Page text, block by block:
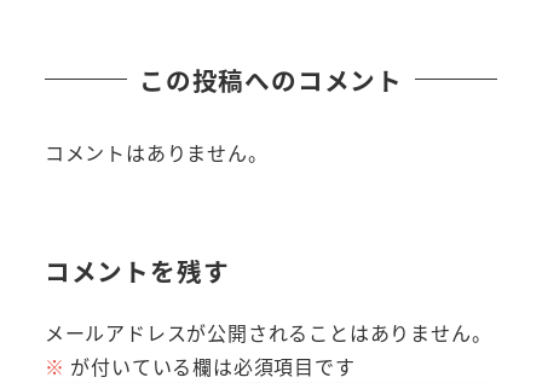
この投稿へのコメント
コメントはありません。
コメントを残す
メールアドレスが公開されることはありません。
※ が付いている欄は必須項目です